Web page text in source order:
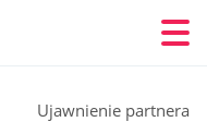
Ujawnienie partnera